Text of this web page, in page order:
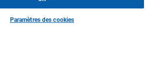
Paramètres des cookies